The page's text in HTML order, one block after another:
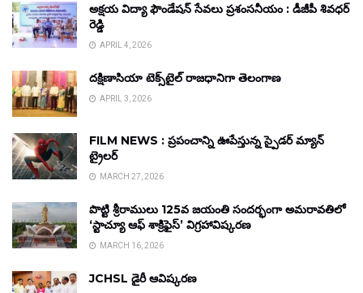
అక్షయ విద్యా ఫౌండేషన్ సేవలు ప్రశంసనీయం : డీజీపీ శివధర్
రెడ్డి
APRIL 4, 2026
దక్షిణాసియా టెక్స్‌టైల్ రాజధానిగా తెలంగాణ
APRIL 3, 2026
FILM NEWS : ప్రపంచాన్ని ఊపేస్తున్న స్పైడర్ మ్యాన్
ట్రైలర్
MARCH 27, 2026
పొట్టి శ్రీరాములు 125వ జయంతి సందర్భంగా అమరావతిలో
‘స్టాచ్యూ ఆఫ్ శాక్రిఫైస్’ విగ్రహావిష్కరణ
MARCH 16, 2026
JCHSL డైరీ ఆవిష్కరణ